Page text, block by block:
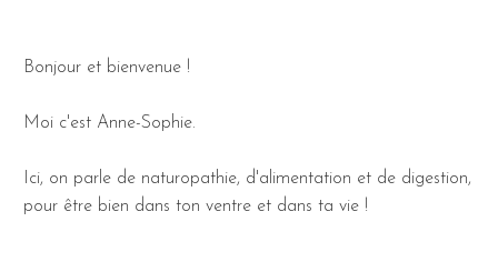
Bonjour et bienvenue !
Moi c'est Anne-Sophie.
Ici, on parle de naturopathie, d'alimentation et de digestion,
pour être bien dans ton ventre et dans ta vie !